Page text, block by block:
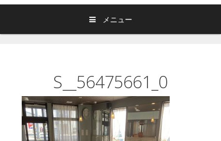
メニュー
S__56475661_0